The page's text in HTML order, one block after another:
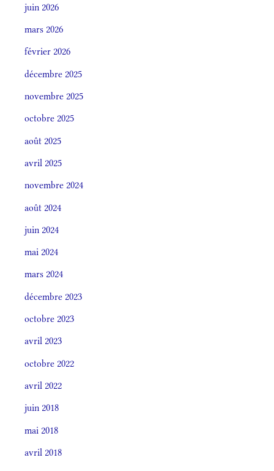
juin 2026
mars 2026
février 2026
décembre 2025
novembre 2025
octobre 2025
août 2025
avril 2025
novembre 2024
août 2024
juin 2024
mai 2024
mars 2024
décembre 2023
octobre 2023
avril 2023
octobre 2022
avril 2022
juin 2018
mai 2018
avril 2018